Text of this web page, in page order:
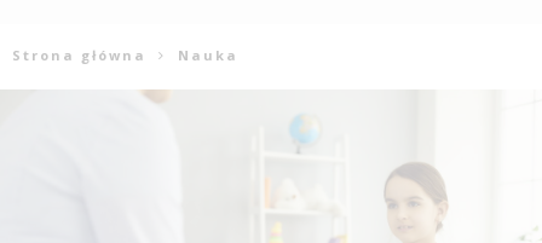
Strona główna Nauka